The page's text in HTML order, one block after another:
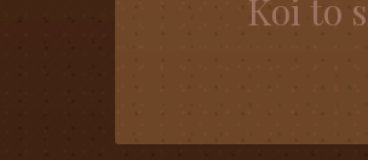
Koi to